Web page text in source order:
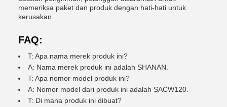
memeriksa paket dan produk dengan hati-hati untuk
kerusakan.
FAQ:
T: Apa nama merek produk ini?
A: Nama merek produk ini adalah SHANAN.
T: Apa nomor model produk ini?
A: Nomor model dari produk ini adalah SACW120.
T: Di mana produk ini dibuat?